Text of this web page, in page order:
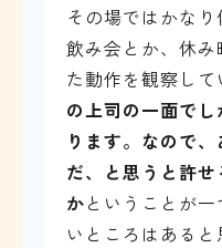
その場ではかなり
飲み会とか、休
た動作を観察して
の上司の一面で
ります。なので
だ、と思うと許
かということが
いところはある